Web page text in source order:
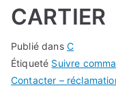
CARTIER
Publié dans C
Étiqueté Suivre
Contacter –